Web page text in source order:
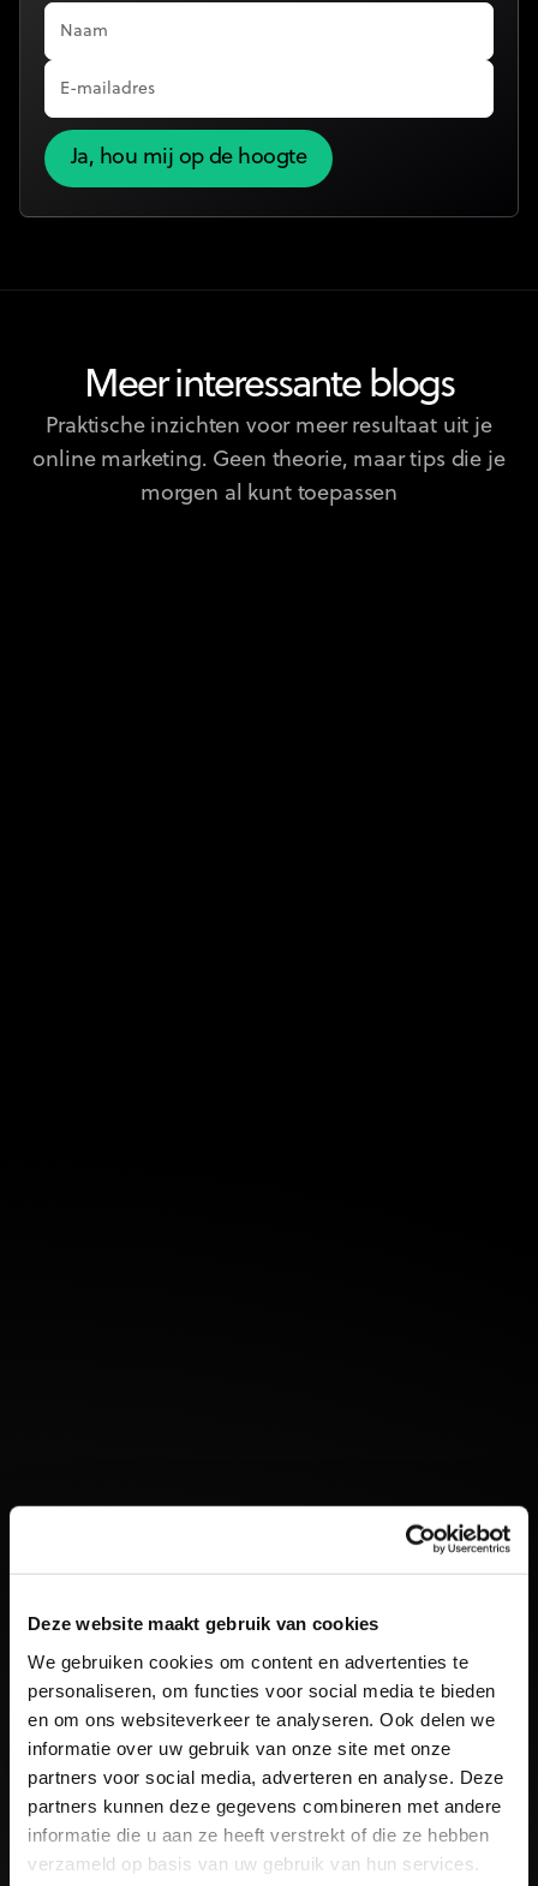
Deze website maakt gebruik van cookies
We gebruiken cookies om content en advertenties te
personaliseren, om functies voor social media te bieden
en om ons websiteverkeer te analyseren. Ook delen we
informatie over uw gebruik van onze site met onze
partners voor social media, adverteren en analyse. Deze
partners kunnen deze gegevens combineren met andere
informatie die u aan ze heeft verstrekt of die ze hebben
verzameld op basis van uw gebruik van hun services.
Meer interessante blogs
Praktische inzichten voor meer resultaat uit je
online marketing. Geen theorie, maar tips die je
morgen al kunt toepassen
Video is hét medium bij uitstek om je merk te
onderscheiden in de digitale wereld...